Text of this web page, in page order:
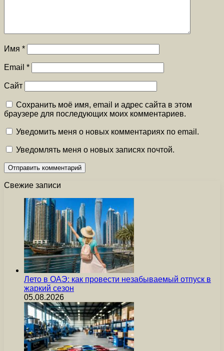
Имя *
Email *
Сайт
Сохранить моё имя, email и адрес сайта в этом
браузере для последующих моих комментариев.
Уведомить меня о новых комментариях по email.
Уведомлять меня о новых записях почтой.
Свежие записи
Лето в ОАЭ: как провести незабываемый отпуск в
жаркий сезон
05.08.2026